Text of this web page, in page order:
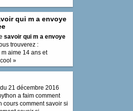
qui m a envoye
savoir qui m a envoye
trouverez :
aime 14 ans et
»
21 décembre 2016
a faim comment
cours comment savoir si